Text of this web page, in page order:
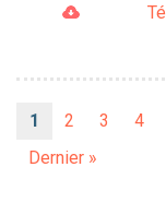
Page
1 Page
2 Page
3 4
Dernière
Dernier »